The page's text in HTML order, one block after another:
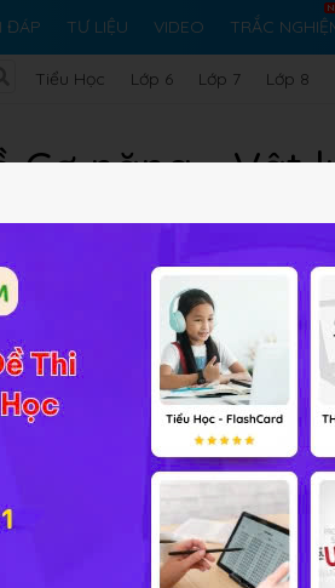
ĐÁP TƯ LIỆU VIDEO TRẮC
Tiểu Học Lớp 6 Lớp 7 Lớp 8
Cơ năng - Vật
năng
các em vui lòng đặt câu hỏi
SGK, bài tập nâng cao, cộng
quả cao nhất nhé.